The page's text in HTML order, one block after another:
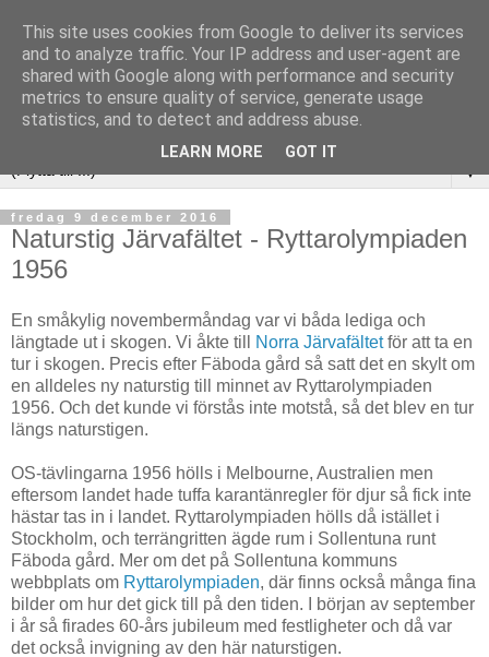
▼
fredag 9 december 2016
Naturstig Järvafältet - Ryttarolympiaden
1956
En småkylig novembermåndag var vi båda lediga och
längtade ut i skogen. Vi åkte till
Norra Järvafältetför att ta en
tur i skogen. Precis efter Fäboda gård så satt det en skylt om
en alldeles ny naturstig till minnet av Ryttarolympiaden
1956. Och det kunde vi förstås inte motstå, så det blev en tur
längs naturstigen.
OS-tävlingarna 1956 hölls i Melbourne, Australien men
eftersom landet hade tuffa karantänregler för djur så fick inte
hästar tas in i landet. Ryttarolympiaden hölls då istället i
Stockholm, och terrängritten ägde rum i Sollentuna runt
Fäboda gård. Mer om det på Sollentuna kommuns
webbplats om Ryttarolympiaden, där finns också många fina
bilder om hur det gick till på den tiden. I början av september
i år så firades 60-års jubileum med festligheter och då var
det också invigning av den här naturstigen.
This site uses cookies from Google to deliver its services
and to analyze traffic. Your IP address and user-agent are
shared with Google along with performance and security
metrics to ensure quality of service, generate usage
statistics, and to detect and address abuse.
LEARN MORE GOT IT